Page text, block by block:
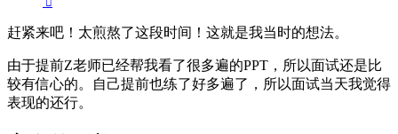
赶紧来吧！太煎熬了这段时间！这就是我当时的想法。
由于提前Z老师已经帮我看了很多遍的PPT，所以面试还是比
较有信心的。自己提前也练了好多遍了，所以面试当天我觉得
表现的还行。